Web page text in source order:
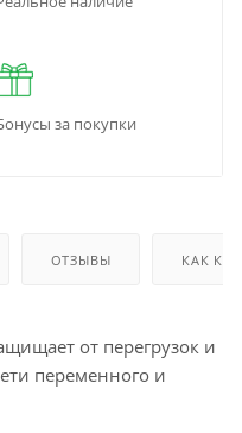
за покупки
ОТЗЫВЫ КАК
от перегрузок и
переменного и